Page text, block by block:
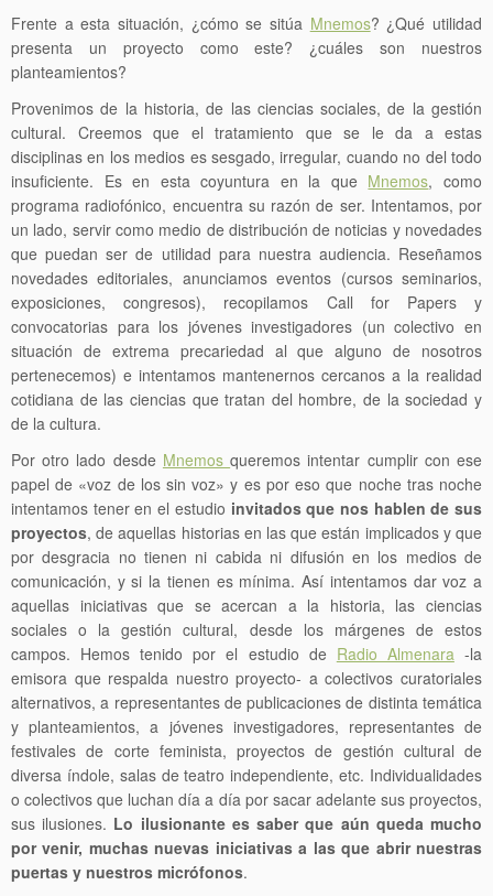
Frente a esta situación, ¿cómo se sitúa Mnemos? ¿Qué utilidad
presenta un proyecto como este? ¿cuáles son nuestros
planteamientos?
Provenimos de la historia, de las ciencias sociales, de la gestión
cultural. Creemos que el tratamiento que se le da a estas
disciplinas en los medios es sesgado, irregular, cuando no del todo
insuficiente. Es en esta coyuntura en la que Mnemos, como
programa radiofónico, encuentra su razón de ser. Intentamos, por
un lado, servir como medio de distribución de noticias y novedades
que puedan ser de utilidad para nuestra audiencia. Reseñamos
novedades editoriales, anunciamos eventos (cursos seminarios,
exposiciones, congresos), recopilamos Call for Papers y
convocatorias para los jóvenes investigadores (un colectivo en
situación de extrema precariedad al que alguno de nosotros
pertenecemos) e intentamos mantenernos cercanos a la realidad
cotidiana de las ciencias que tratan del hombre, de la sociedad y
de la cultura.
Por otro lado desde Mnemosqueremos intentar cumplir con ese
papel de «voz de los sin voz» y es por eso que noche tras noche
intentamos tener en el estudio invitados que nos hablen de sus
proyectos, de aquellas historias en las que están implicados y que
por desgracia no tienen ni cabida ni difusión en los medios de
comunicación, y si la tienen es mínima. Así intentamos dar voz a
aquellas iniciativas que se acercan a la historia, las ciencias
sociales o la gestión cultural, desde los márgenes de estos
campos. Hemos tenido por el estudio de Radio Almenara-la
emisora que respalda nuestro proyecto- a colectivos curatoriales
alternativos, a representantes de publicaciones de distinta temática
y planteamientos, a jóvenes investigadores, representantes de
festivales de corte feminista, proyectos de gestión cultural de
diversa índole, salas de teatro independiente, etc. Individualidades
o colectivos que luchan día a día por sacar adelante sus proyectos,
sus ilusiones. Lo ilusionante es saber que aún queda mucho
por venir, muchas nuevas iniciativas a las que abrir nuestras
puertas y nuestros micrófonos.